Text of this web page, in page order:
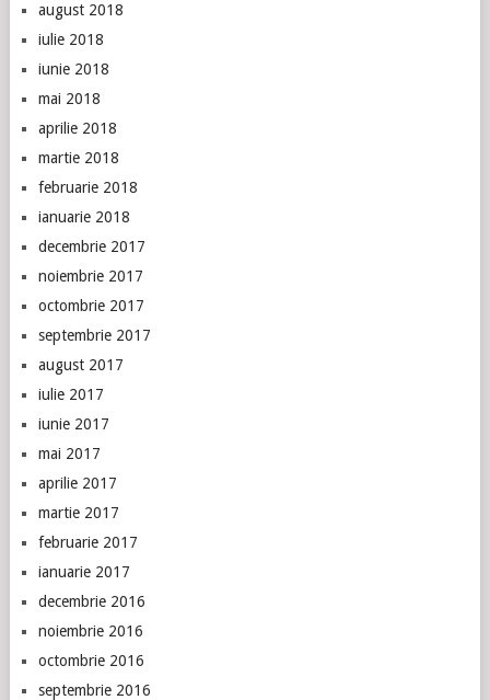
august 2018
iulie 2018
iunie 2018
mai 2018
aprilie 2018
martie 2018
februarie 2018
ianuarie 2018
decembrie 2017
noiembrie 2017
octombrie 2017
septembrie 2017
august 2017
iulie 2017
iunie 2017
mai 2017
aprilie 2017
martie 2017
februarie 2017
ianuarie 2017
decembrie 2016
noiembrie 2016
octombrie 2016
septembrie 2016